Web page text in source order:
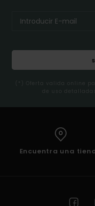
(*) Oferta valida online
de uso
Encuentra una